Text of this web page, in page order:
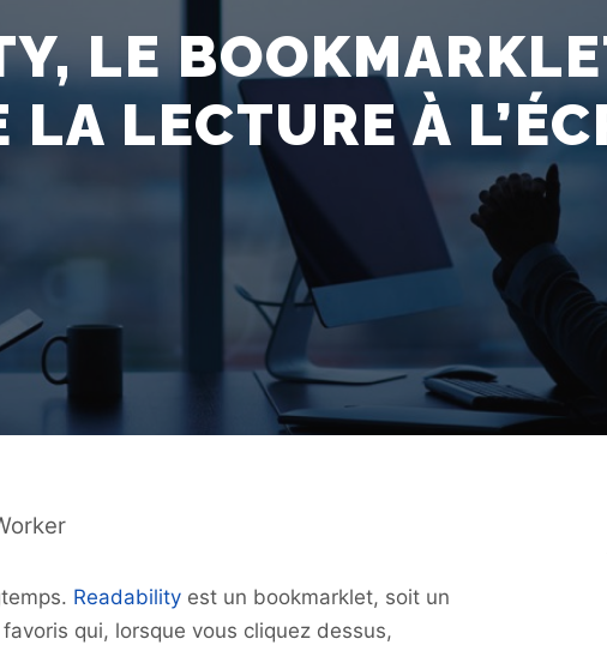
LE
LECTURE À
Readability est un bookmarklet, soit un
qui, lorsque vous cliquez dessus,